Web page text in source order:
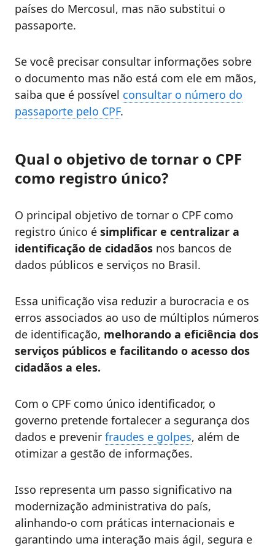
países do Mercosul, mas não substitui o
passaporte.
Se você precisar consultar informações sobre
o documento mas não está com ele em mãos,
saiba que é possível consultar o número do
passaporte pelo CPF.
Qual o objetivo de tornar o CPF
como registro único?
O principal objetivo de tornar o CPF como
registro único é simplificar e centralizar a
identificação de cidadãos nos bancos de
dados públicos e serviços no Brasil.
Essa unificação visa reduzir a burocracia e os
erros associados ao uso de múltiplos números
de identificação, melhorando a eficiência dos
serviços públicos e facilitando o acesso dos
cidadãos a eles.
Com o CPF como único identificador, o
governo pretende fortalecer a segurança dos
dados e prevenir fraudes e golpes, além de
otimizar a gestão de informações.
Isso representa um passo significativo na
modernização administrativa do país,
alinhando-o com práticas internacionais e
garantindo uma interação mais ágil, segura e